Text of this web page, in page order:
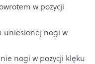
w pozycji
uniesionej nogi w
nogi w pozycji klęku